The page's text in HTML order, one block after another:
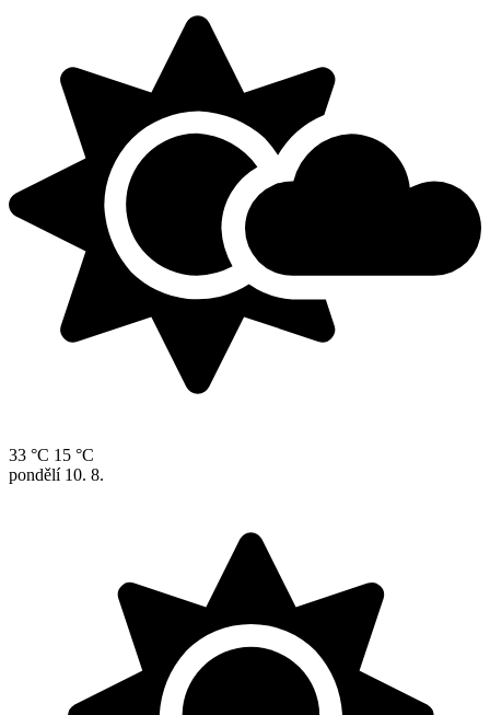
33 °C 15 °C
pondělí 10. 8.